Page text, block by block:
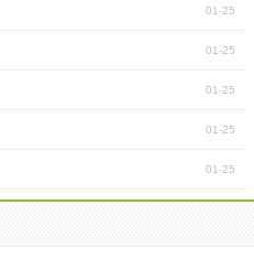
01-25
01-25
01-25
01-25
01-25